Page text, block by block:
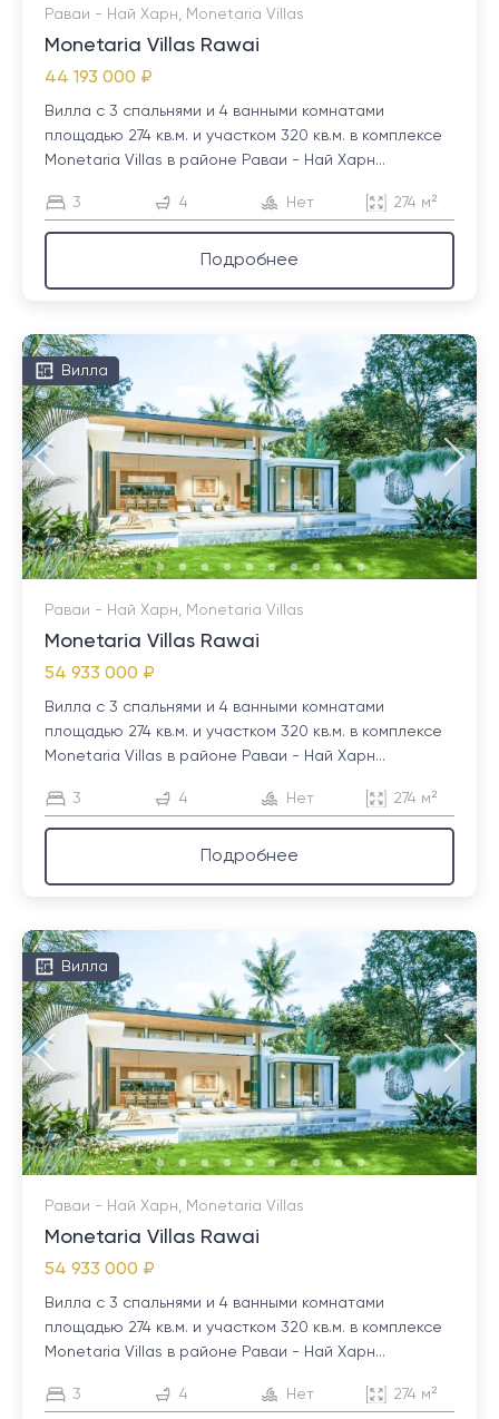
Раваи - Най Харн, Monetaria Villas
Monetaria Villas Rawai
44 193 000 ₽
Вилла с 3 спальнями и 4 ванными комнатами
площадью 274 кв.м. и участком 320 кв.м. в комплексе
Monetaria Villas в районе Раваи - Най Харн...
3 4 Нет 274 м²
Подробнее
Вилла
Раваи - Най Харн, Monetaria Villas
Monetaria Villas Rawai
54 933 000 ₽
Вилла с 3 спальнями и 4 ванными комнатами
площадью 274 кв.м. и участком 320 кв.м. в комплексе
Monetaria Villas в районе Раваи - Най Харн...
3 4 Нет 274 м²
Подробнее
Вилла
Раваи - Най Харн, Monetaria Villas
Monetaria Villas Rawai
54 933 000 ₽
Вилла с 3 спальнями и 4 ванными комнатами
площадью 274 кв.м. и участком 320 кв.м. в комплексе
Monetaria Villas в районе Раваи - Най Харн...
3 4 Нет 274 м²